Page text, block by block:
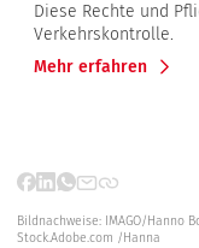
Diese Rechte und
Verkehrskontrolle.
Mehr erfahren
Bildnachweise: IMAGO/Hanno
Stock.Adobe.com /Hanna